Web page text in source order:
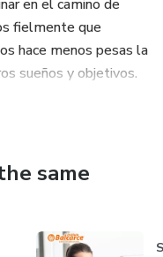
en el camino de
fielmente que
hace menos pesas la
sueños y objetivos.
same